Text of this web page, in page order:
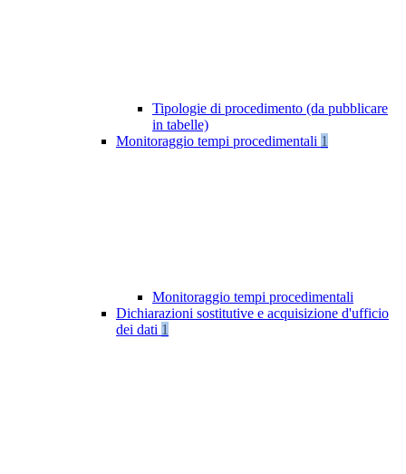
Tipologie di procedimento (da pubblicare
in tabelle)
Monitoraggio tempi procedimentali 1
Monitoraggio tempi procedimentali
Dichiarazioni sostitutive e acquisizione d'ufficio
dei dati 1